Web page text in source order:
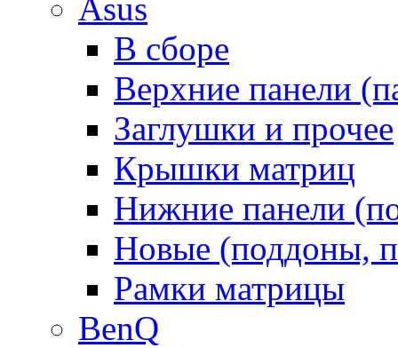
Asus
В сборе
Верхние панели
Заглушки и прочее
Крышки матриц
Нижние панели
Новые (поддоны,
Рамки матрицы
BenQ